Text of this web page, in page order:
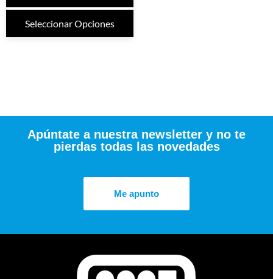
Seleccionar Opciones
Apúntate a nuestra newsletter y no te
pierdas todas las novedades
Me apunto